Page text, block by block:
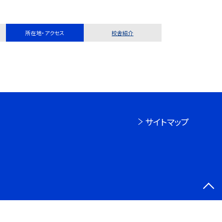
所在地・アクセス 校舎紹介
サイトマップ